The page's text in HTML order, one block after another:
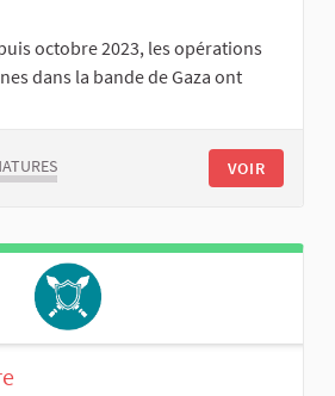
octobre 2023, les opérations
dans la bande de Gaza ont
VOIR